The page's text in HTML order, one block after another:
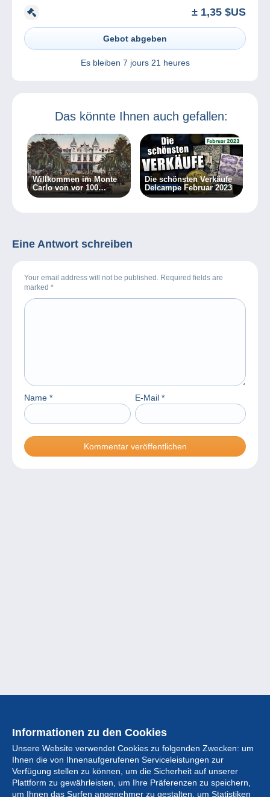
± 1,35 $US
Gebot abgeben
Es bleiben 7 jours 21 heures
Das könnte Ihnen auch gefallen:
Willkommen im Monte
Carlo von vor 100
Jahren!
Die schönsten Verkäufe
Delcampe Februar 2023
Eine Antwort schreiben
Your email address will not be published. Required fields are
marked *
Name * E-Mail *
Informationen zu den Cookies
Unsere Website verwendet Cookies zu folgenden Zwecken: um
Ihnen die von Ihnenaufgerufenen Serviceleistungen zur
Verfügung stellen zu können, um die Sicherheit auf unserer
Plattform zu gewährleisten, um Ihre Präferenzen zu speichern,
um Ihnen das Surfen angenehmer zu gestalten, um Statistiken